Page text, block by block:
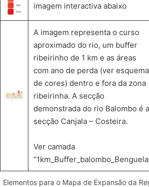
imagem interactiva abaixo
A imagem representa o curso
aproximado do rio, um buffer
ribeirinho de 1 km e as áreas
com ano de perda (ver esquema
de cores) dentro e fora da zona
ribeirinha. A secção
demonstrada do rio Balombo é a
secção Canjala – Costeira.
Ver camada
Elementos para o Mapa de Expansão da